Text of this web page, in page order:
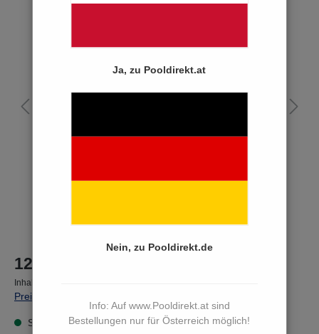
Ja, zu Pooldirekt.at
Nein, zu Pooldirekt.de
Info: Auf www.Pooldirekt.at sind
Bestellungen nur für Österreich möglich!
12,90 €*
Inhalt:
Preise inkl. MwSt. zzgl. Versandkosten
Sofort versandfertig, Lieferzeit 3 bis 5 Werktage